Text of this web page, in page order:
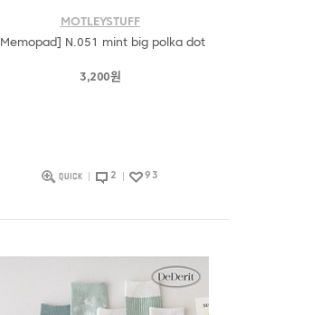
MOTLEYSTUFF
[Memopad] N.051 mint big polka dot
3,200원
2 93